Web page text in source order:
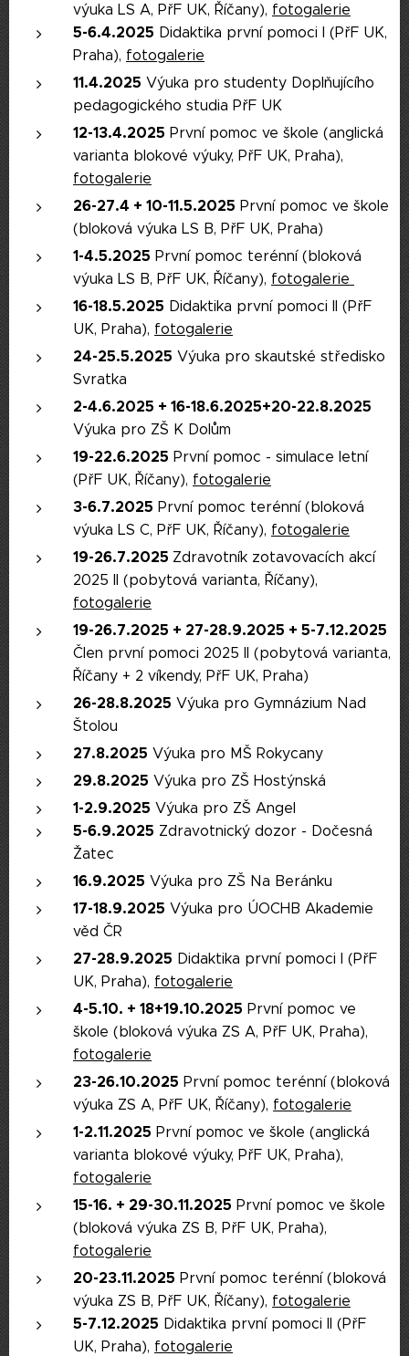
výuka LS A, PřF UK, Říčany), fotogalerie
5-6.4.2025 Didaktika první pomoci I (PřF UK,
Praha), fotogalerie
11.4.2025 Výuka pro studenty Doplňujícího
pedagogického studia PřF UK
12-13.4.2025 První pomoc ve škole (anglická
varianta blokové výuky, PřF UK, Praha),
fotogalerie
26-27.4 + 10-11.5.2025 První pomoc ve škole
(bloková výuka LS B, PřF UK, Praha)
1-4.5.2025 První pomoc terénní (bloková
výuka LS B, PřF UK, Říčany), fotogalerie
16-18.5.2025 Didaktika první pomoci II (PřF
UK, Praha), fotogalerie
24-25.5.2025 Výuka pro skautské středisko
Svratka
2-4.6.2025 + 16-18.6.2025+20-22.8.2025
Výuka pro ZŠ K Dolům
19-22.6.2025 První pomoc - simulace letní
(PřF UK, Říčany), fotogalerie
3-6.7.2025 První pomoc terénní (bloková
výuka LS C, PřF UK, Říčany), fotogalerie
19-26.7.2025 Zdravotník zotavovacích akcí
2025 II (pobytová varianta, Říčany),
fotogalerie
19-26.7.2025 + 27-28.9.2025 + 5-7.12.2025
Člen první pomoci 2025 II (pobytová varianta,
Říčany + 2 víkendy, PřF UK, Praha)
26-28.8.2025 Výuka pro Gymnázium Nad
Štolou
27.8.2025 Výuka pro MŠ Rokycany
29.8.2025 Výuka pro ZŠ Hostýnská
1-2.9.2025 Výuka pro ZŠ Angel
5-6.9.2025 Zdravotnický dozor - Dočesná
Žatec
16.9.2025 Výuka pro ZŠ Na Beránku
17-18.9.2025 Výuka pro ÚOCHB Akademie
věd ČR
27-28.9.2025 Didaktika první pomoci I (PřF
UK, Praha), fotogalerie
4-5.10. + 18+19.10.2025 První pomoc ve
škole (bloková výuka ZS A, PřF UK, Praha),
fotogalerie
23-26.10.2025 První pomoc terénní (bloková
výuka ZS A, PřF UK, Říčany), fotogalerie
1-2.11.2025 První pomoc ve škole (anglická
varianta blokové výuky, PřF UK, Praha),
fotogalerie
15-16. + 29-30.11.2025 První pomoc ve škole
(bloková výuka ZS B, PřF UK, Praha),
fotogalerie
20-23.11.2025 První pomoc terénní (bloková
výuka ZS B, PřF UK, Říčany), fotogalerie
5-7.12.2025 Didaktika první pomoci II (PřF
UK, Praha), fotogalerie